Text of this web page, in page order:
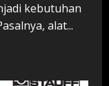
kebutuhan
alat...